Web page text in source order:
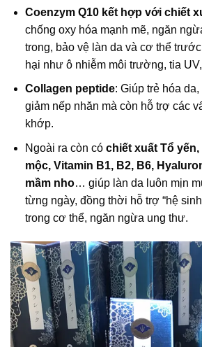
Coenzym Q10 kết hợp với chiết
chống oxy hóa mạnh mẽ, ngăn
trong, bảo vệ làn da và cơ thể
hại như ô nhiễm môi trường, tia
Collagen peptide: Giúp trẻ hóa
giảm nếp nhăn mà còn hỗ trợ các
khớp.
Ngoài ra còn có chiết xuất Tổ
mộc, Vitamin B1, B2, B6,
mầm nho… giúp làn da luôn mịn
từng ngày, đồng thời hỗ trợ “hệ
trong cơ thể, ngăn ngừa ung thư.